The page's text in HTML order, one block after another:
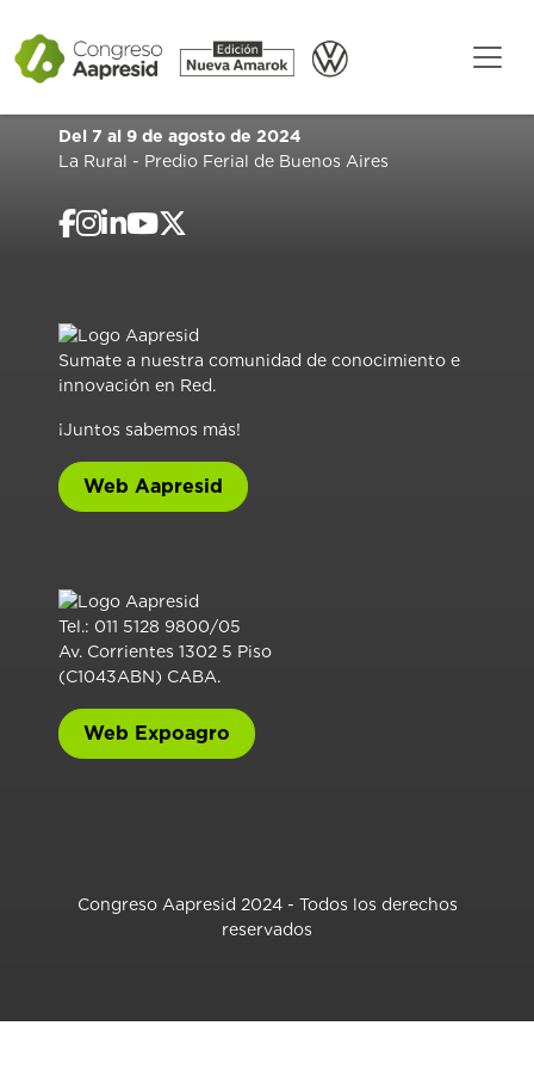
Del 7 al 9 de agosto de 2024
La Rural - Predio Ferial de Buenos Aires
Sumate a nuestra comunidad de conocimiento e
innovación en Red.
¡Juntos sabemos más!
Web Aapresid
Tel.: 011 5128 9800/05
Av. Corrientes 1302 5 Piso
(C1043ABN) CABA.
Web Expoagro
Congreso Aapresid 2024 - Todos los derechos
reservados